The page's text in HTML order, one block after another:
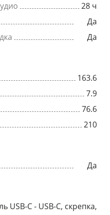
28 ч
Да
Да
163.6
7.9
76.6
210
Да
USB-C - USB-C, скрепка,